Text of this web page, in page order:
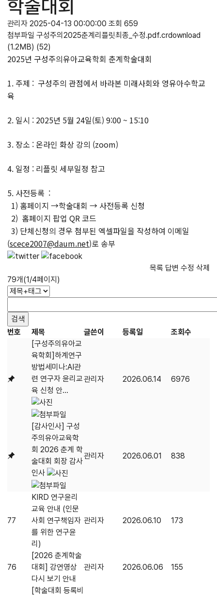
학술대회
관리자 2025-04-13 00:00:00 조회 659
첨부파일 구성주의2025춘계리플릿최종_수정.pdf.crdownload
(1.2MB) (52)
2025년 구성주의유아교육학회 춘계학술대회
1. 주제 : 구성주의 관점에서 바라본 미래사회와 영유아수학교
육
2. 일시 : 2025년 5월 24일(토) 9:00 ~ 15:10
3. 장소 : 온라인 화상 강의 (zoom)
4. 일정 : 리플릿 세부일정 참고
5. 사전등록 :
1) 홈페이지 →학술대회 → 사전등록 신청
2) 홈페이지 팝업 QR 코드
3) 단체신청의 경우 첨부된 엑셀파일을 작성하여 이메일
(scece2007@daum.net)로 송부
목록 답변 수정 삭제
79개(1/4페이지)
번호 제목 글쓴이 등록일
조회수
[구성주의유아교
육학회]하계연구
방법세미나:AI관
련 연구자 윤리교
육 신청 안...
관리자 2026.06.14 6976
[감사인사] 구성
주의유아교육학
회 2026 춘계 학
술대회 회장 감사
인사
관리자 2026.06.01 838
77
KIRD 연구윤리
교육 안내 (인문
사회 연구책임자
를 위한 연구윤
리)
관리자 2026.06.10 173
76
[2026 춘계학술
대회] 강연영상
다시 보기 안내
관리자 2026.06.06 155
[학술대회 등록비